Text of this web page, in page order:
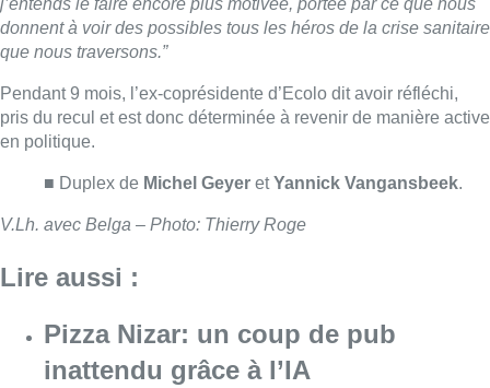
Pizza Nizar: un coup de pub
inattendu grâce à l’IA